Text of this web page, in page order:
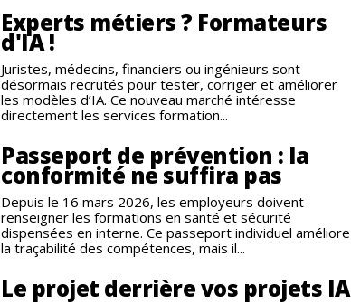
Experts métiers ? Formateurs
d'IA !
Juristes, médecins, financiers ou ingénieurs sont
désormais recrutés pour tester, corriger et améliorer
les modèles d’IA. Ce nouveau marché intéresse
directement les services formation...
Passeport de prévention : la
conformité ne suffira pas
Depuis le 16 mars 2026, les employeurs doivent
renseigner les formations en santé et sécurité
dispensées en interne. Ce passeport individuel améliore
la traçabilité des compétences, mais il...
Le projet derrière vos projets IA